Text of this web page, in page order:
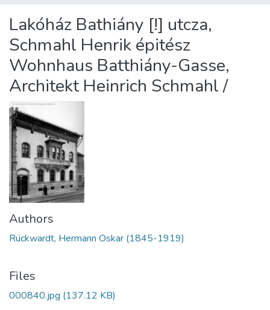
Statistics
About us
Lakóház Bathiány [!] utcza,
Schmahl Henrik épitész
Wohnhaus Batthiány-Gasse,
Architekt Heinrich Schmahl /
Authors
Rückwardt, Hermann Oskar (1845-1919)
Files
000840.jpg (137.12 KB)